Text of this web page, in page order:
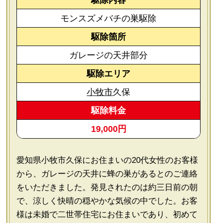
モンスズメバチの巣駆除
駆除箇所
ガレージの天井部分
駆除エリア
小牧市久保
駆除料金
19,000円
愛知県小牧市久保にお住まいの20代女性のお客様
から、ガレージの天井に蜂の巣があるとのご連絡
をいただきました。発見されたのは約三日前の朝
で、涼しく快晴の穏やかな気候の中でした。お客
様は未婚で二世帯住宅にお住まいであり、初めて